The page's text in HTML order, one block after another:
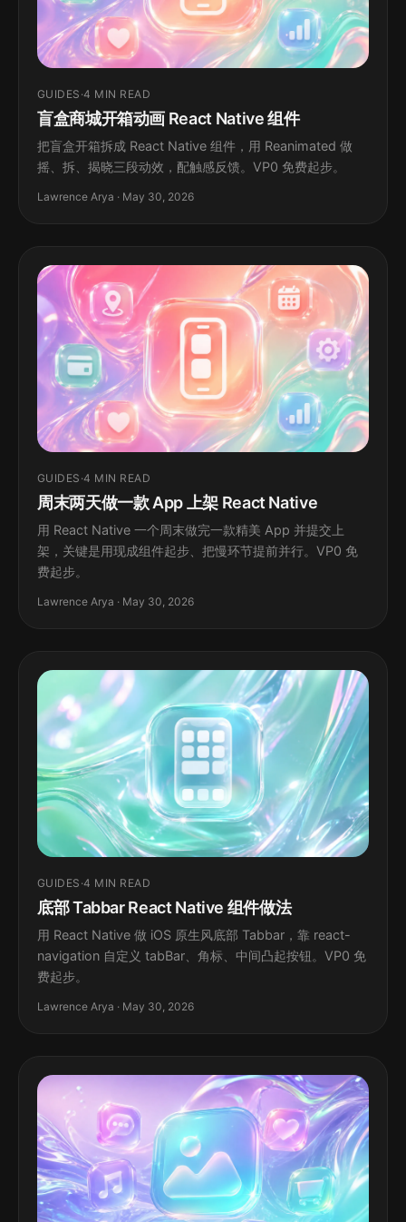
GUIDES ·4 MIN READ
盲盒商城开箱动画 React Native 组件
把盲盒开箱拆成 React Native 组件，用 Reanimated 做
摇、拆、揭晓三段动效，配触感反馈。VP0 免费起步。
Lawrence Arya · May 30, 2026
GUIDES ·4 MIN READ
周末两天做一款 App 上架 React Native
用 React Native 一个周末做完一款精美 App 并提交上
架，关键是用现成组件起步、把慢环节提前并行。VP0 免
费起步。
Lawrence Arya · May 30, 2026
GUIDES ·4 MIN READ
底部 Tabbar React Native 组件做法
用 React Native 做 iOS 原生风底部 Tabbar，靠 react-
navigation 自定义 tabBar、角标、中间凸起按钮。VP0 免
费起步。
Lawrence Arya · May 30, 2026